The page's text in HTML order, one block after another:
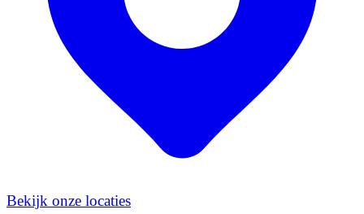
Bekijk onze locaties